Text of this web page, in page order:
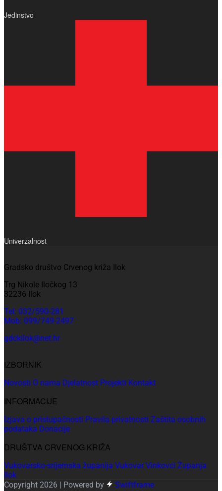
Jedinstvo
Univerzalnost
Gradsko društvo Crvenog križa Ilok
Trg Nikole Iločkog 13
32236 Ilok
Tel: 032/590-281
Mob: 099/749-2497
gdckilok@net.hr
IZBORNIK
Novosti O nama Djelatnost Projekti Kontakt
INFORMACIJE
Izjava o pristupačnosti Pravila privatnosti Zaštita osobnih
podataka Donacije
DRUŠTVA CRVENOG KRIŽA
Vukovarsko-srijemska županija Vukovar Vinkovci Županja
Ilok
Copyright 2026 | Powered by
Swiftframe